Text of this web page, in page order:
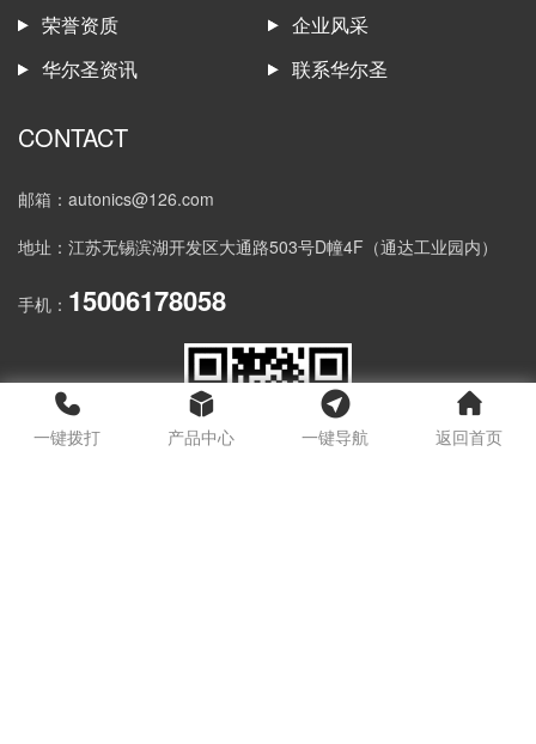
荣誉资质
企业风采
华尔圣资讯
联系华尔圣
CONTACT
邮箱：autonics@126.com
地址：江苏无锡滨湖开发区大通路503号D幢4F（通达工业园内）
手机： 15006178058
一键拨打 产品中心 一键导航 返回首页